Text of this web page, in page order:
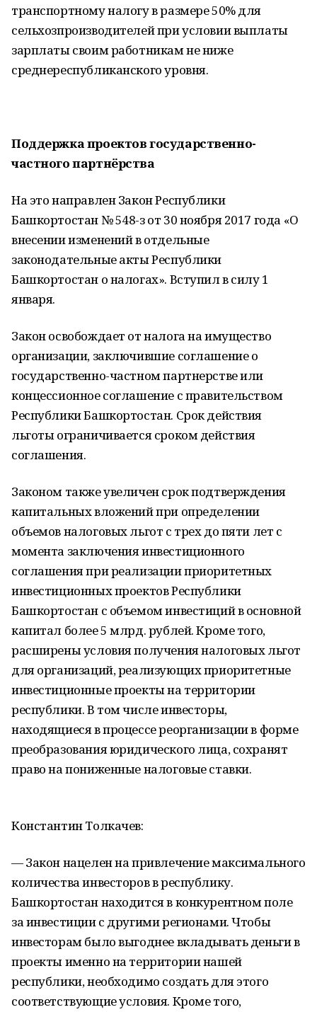
транспортному налогу в размере 50% для
сельхозпроизводителей при условии выплаты
зарплаты своим работникам не ниже
среднереспубликанского уровня.
Поддержка проектов государственно-
частного партнёрства
На это направлен Закон Республики
Башкортостан № 548-з от 30 ноября 2017 года «О
внесении изменений в отдельные
законодательные акты Республики
Башкортостан о налогах». Вступил в силу 1
января.
Закон освобождает от налога на имущество
организации, заключившие соглашение о
государственно-частном партнерстве или
концессионное соглашение с правительством
Республики Башкортостан. Срок действия
льготы ограничивается сроком действия
соглашения.
Законом также увеличен срок подтверждения
капитальных вложений при определении
объемов налоговых льгот с трех до пяти лет с
момента заключения инвестиционного
соглашения при реализации приоритетных
инвестиционных проектов Республики
Башкортостан с объемом инвестиций в основной
капитал более 5 млрд. рублей. Кроме того,
расширены условия получения налоговых льгот
для организаций, реализующих приоритетные
инвестиционные проекты на территории
республики. В том числе инвесторы,
находящиеся в процессе реорганизации в форме
преобразования юридического лица, сохранят
право на пониженные налоговые ставки.
Константин Толкачев:
— Закон нацелен на привлечение максимального
количества инвесторов в республику.
Башкортостан находится в конкурентном поле
за инвестиции с другими регионами. Чтобы
инвесторам было выгоднее вкладывать деньги в
проекты именно на территории нашей
республики, необходимо создать для этого
соответствующие условия. Кроме того,